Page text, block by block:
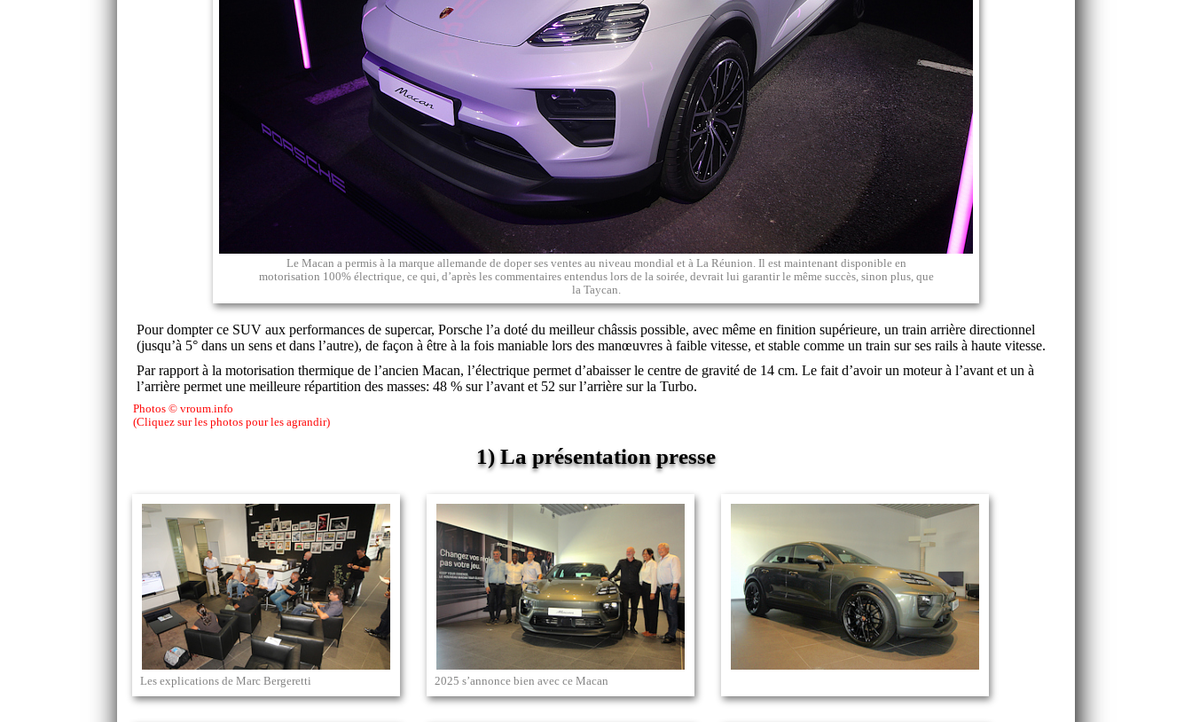
Le Macan a permis à la marque allemande de doper ses ventes au niveau mondial et à La Réunion. Il est maintenant disponible en
motorisation 100% électrique, ce qui, d’après les commentaires entendus lors de la soirée, devrait lui garantir le même succès, sinon plus, que
la Taycan.
Pour dompter ce SUV aux performances de supercar, Porsche l’a doté du meilleur châssis possible, avec même en finition supérieure, un train arrière directionnel
(jusqu’à 5° dans un sens et dans l’autre), de façon à être à la fois maniable lors des manœuvres à faible vitesse, et stable comme un train sur ses rails à haute vitesse.
Par rapport à la motorisation thermique de l’ancien Macan, l’électrique permet d’abaisser le centre de gravité de 14 cm. Le fait d’avoir un moteur à l’avant et un à
l’arrière permet une meilleure répartition des masses: 48 % sur l’avant et 52 sur l’arrière sur la Turbo.
Photos © vroum.info
(Cliquez sur les photos pour les agrandir)
1) La présentation presse
Les explications de Marc Bergeretti 2025 s’annonce bien avec ce Macan